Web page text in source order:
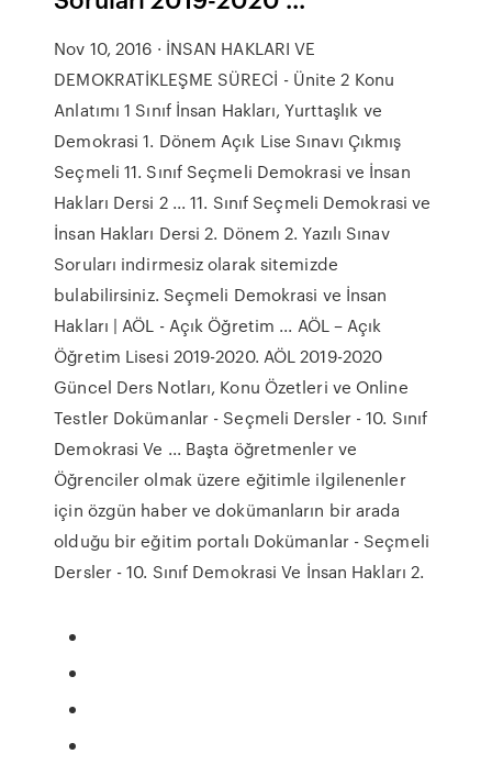
Nov 10, 2016 · İNSAN HAKLARI VE
DEMOKRATİKLEŞME SÜRECİ - Ünite 2 Konu
Anlatımı 1 Sınıf İnsan Hakları, Yurttaşlık ve
Demokrasi 1. Dönem Açık Lise Sınavı Çıkmış
Seçmeli 11. Sınıf Seçmeli Demokrasi ve İnsan
Hakları Dersi 2 ... 11. Sınıf Seçmeli Demokrasi ve
İnsan Hakları Dersi 2. Dönem 2. Yazılı Sınav
Soruları indirmesiz olarak sitemizde
bulabilirsiniz. Seçmeli Demokrasi ve İnsan
Hakları | AÖL - Açık Öğretim ... AÖL – Açık
Öğretim Lisesi 2019-2020. AÖL 2019-2020
Güncel Ders Notları, Konu Özetleri ve Online
Testler Dokümanlar - Seçmeli Dersler - 10. Sınıf
Demokrasi Ve ... Başta öğretmenler ve
Öğrenciler olmak üzere eğitimle ilgilenenler
için özgün haber ve dokümanların bir arada
olduğu bir eğitim portalı Dokümanlar - Seçmeli
Dersler - 10. Sınıf Demokrasi Ve İnsan Hakları 2.